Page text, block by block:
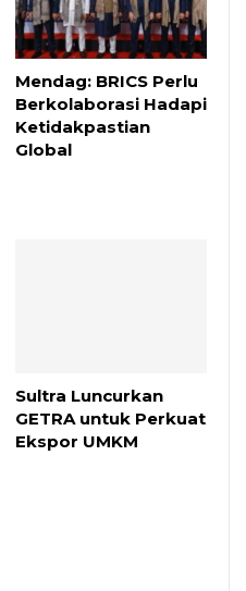
Mendag: BRICS Perlu
Berkolaborasi Hadapi
Ketidakpastian
Global
Sultra Luncurkan
GETRA untuk Perkuat
Ekspor UMKM